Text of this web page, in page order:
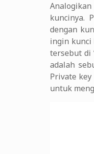
kuncinya.
dengan
ingin kunci
tersebut di
adalah
Private
untuk